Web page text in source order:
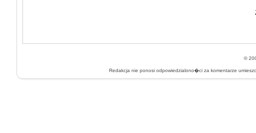
©
Redakcja nie ponosi odpowiedzialono�ci za komentarze